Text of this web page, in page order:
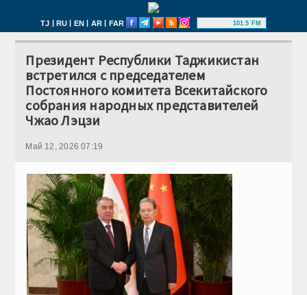
TJ | RU | EN | AR | FAR 101.5 FM
Президент Республики Таджикистан
встретился с председателем
Постоянного комитета Всекитайского
собрания народных представителей
Чжао Лэцзи
Май 12, 2026 07:19